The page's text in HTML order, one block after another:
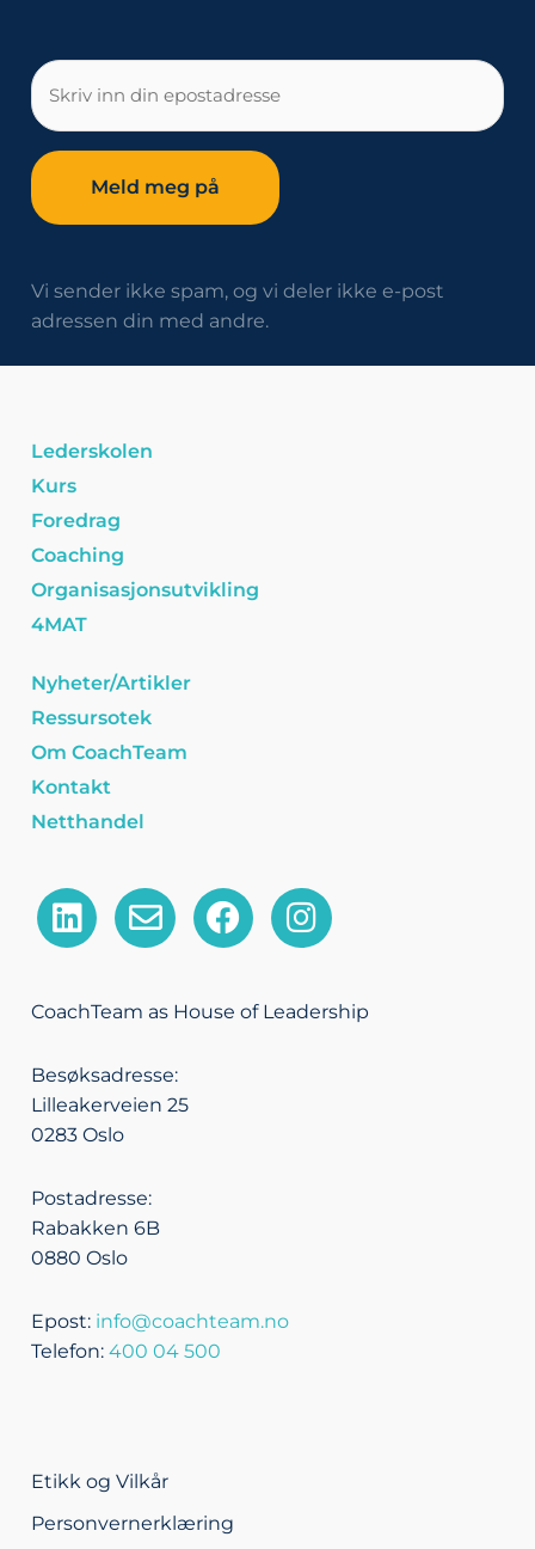
E-
post
Vi sender ikke spam, og vi deler ikke e-post
adressen din med andre.
Lederskolen
Kurs
Foredrag
Coaching
Organisasjonsutvikling
4MAT
Nyheter/Artikler
Ressursotek
Om CoachTeam
Kontakt
Netthandel
L
i
k
d
i
n
E
n
e
o
p
F
a
e
I
n
t
CoachTeam as House of Leadership
Besøksadresse:
Lilleakerveien 25
0283 Oslo
Postadresse:
Rabakken 6B
0880 Oslo
Epost: info@coachteam.no
Telefon: 400 04 500
Etikk og Vilkår
Personvernerklæring